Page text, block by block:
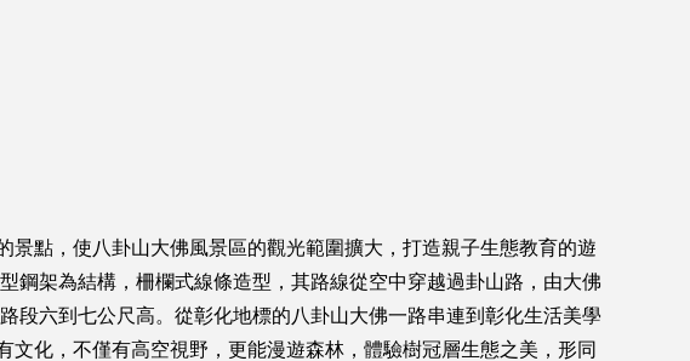
點，使八卦山大佛風景區的觀光範圍擴大，打造親子生態教育的遊
鋼架為結構，柵欄式線條造型，其路線從空中穿越過卦山路，由大佛
段六到七公尺高。從彰化地標的八卦山大佛一路串連到彰化生活美學
化，不僅有高空視野，更能漫遊森林，體驗樹冠層生態之美，形同